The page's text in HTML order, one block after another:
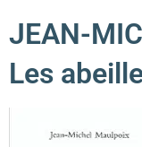
JEAN-
Les